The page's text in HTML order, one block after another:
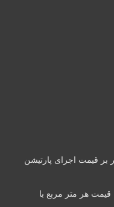
بر قیمت اجرای پارتیشن
هر متر مربع با